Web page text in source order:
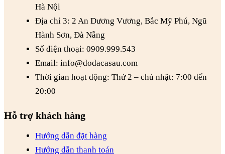
Hà Nội
Địa chỉ 3: 2 An Dương Vương, Bắc Mỹ Phú, Ngũ
Hành Sơn, Đà Nẵng
Số điện thoại: 0909.999.543
Email: info@dodacasau.com
Thời gian hoạt động: Thứ 2 – chủ nhật: 7:00 đến
20:00
Hỗ trợ khách hàng
Hướng dẫn đặt hàng
Hướng dẫn thanh toán